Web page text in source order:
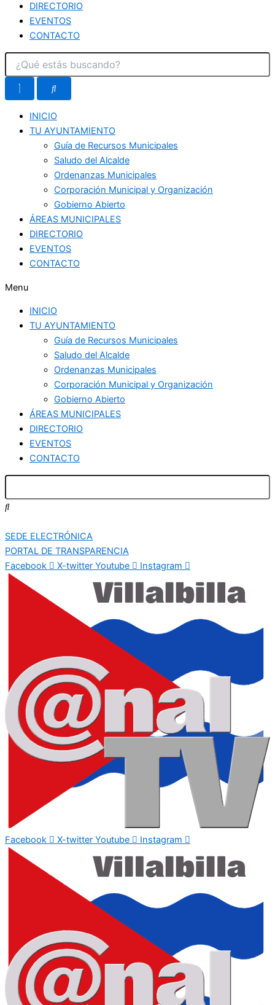
DIRECTORIO
EVENTOS
CONTACTO
INICIO
TU AYUNTAMIENTO
Guía de Recursos Municipales
Saludo del Alcalde
Ordenanzas Municipales
Corporación Municipal y Organización
Gobierno Abierto
ÁREAS MUNICIPALES
DIRECTORIO
EVENTOS
CONTACTO
Menu
INICIO
TU AYUNTAMIENTO
Guía de Recursos Municipales
Saludo del Alcalde
Ordenanzas Municipales
Corporación Municipal y Organización
Gobierno Abierto
ÁREAS MUNICIPALES
DIRECTORIO
EVENTOS
CONTACTO
SEDE ELECTRÓNICA
PORTAL DE TRANSPARENCIA
Facebook
X-twitter Youtube Instagram
Facebook X-twitter Youtube Instagram